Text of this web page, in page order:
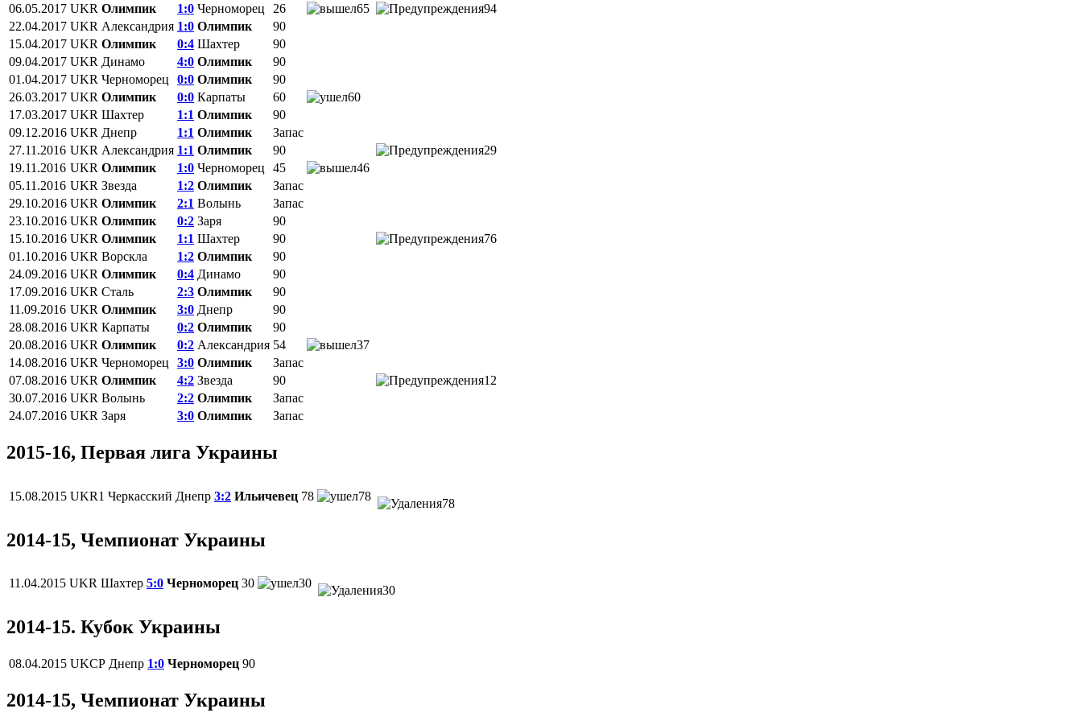
06.05.2017 UKR Олимпик 1:0 Черноморец 26 65
94
22.04.2017 UKR Александрия 1:0 Олимпик
90
15.04.2017 UKR Олимпик 0:4 Шахтер
90
09.04.2017 UKR Динамо 4:0 Олимпик
90
01.04.2017 UKR Черноморец 0:0 Олимпик
90
26.03.2017 UKR Олимпик 0:0 Карпаты 60
60
17.03.2017 UKR Шахтер 1:1 Олимпик
90
09.12.2016 UKR Днепр 1:1 Олимпик
Запас
27.11.2016 UKR Александрия 1:1 Олимпик 90
29
19.11.2016 UKR Олимпик 1:0 Черноморец 45
46
05.11.2016 UKR Звезда 1:2 Олимпик
Запас
29.10.2016 UKR Олимпик 2:1 Волынь
Запас
23.10.2016 UKR Олимпик 0:2 Заря
90
15.10.2016 UKR Олимпик 1:1 Шахтер 90
76
01.10.2016 UKR Ворскла 1:2 Олимпик
90
24.09.2016 UKR Олимпик 0:4 Динамо
90
17.09.2016 UKR Сталь 2:3 Олимпик
90
11.09.2016 UKR Олимпик 3:0 Днепр
90
28.08.2016 UKR Карпаты 0:2 Олимпик
90
20.08.2016 UKR Олимпик 0:2 Александрия 54
37
14.08.2016 UKR Черноморец 3:0 Олимпик
Запас
07.08.2016 UKR Олимпик 4:2 Звезда 90
12
30.07.2016 UKR Волынь 2:2 Олимпик
Запас
24.07.2016 UKR Заря 3:0 Олимпик Запас
2015-16, Первая лига Украины
15.08.2015 UKR1 Черкасский Днепр 3:2 Ильичевец 78 78
78
2014-15, Чемпионат Украины
11.04.2015 UKR Шахтер 5:0 Черноморец 30 30
30
2014-15. Кубок Украины
08.04.2015 UKCP Днепр 1:0 Черноморец 90
2014-15, Чемпионат Украины